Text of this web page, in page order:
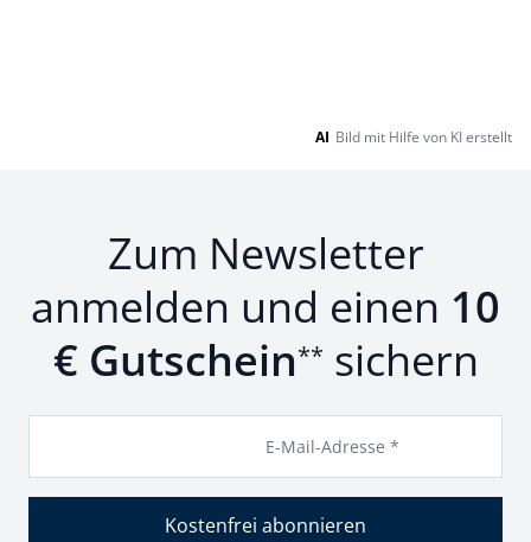
AI Bild mit Hilfe von KI erstellt
Zum Newsletter
anmelden und einen 10
€ Gutschein** sichern
E-Mail-Adresse *
Kostenfrei abonnieren